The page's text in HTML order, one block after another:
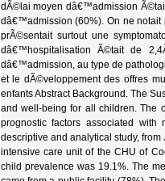
dÃ©lai moyen dâ€™admission
dâ€™admission (60%). On ne
prÃ©sentait surtout une
dâ€™hospitalisation Ã©tait de
dâ€™admission, au type de
et le dÃ©veloppement des offres
enfants Abstract Background. The
and well-being for all children. The
prognostic factors associated
descriptive and analytical study,
intensive care unit of the CHU of
child prevalence was 19.1%. The